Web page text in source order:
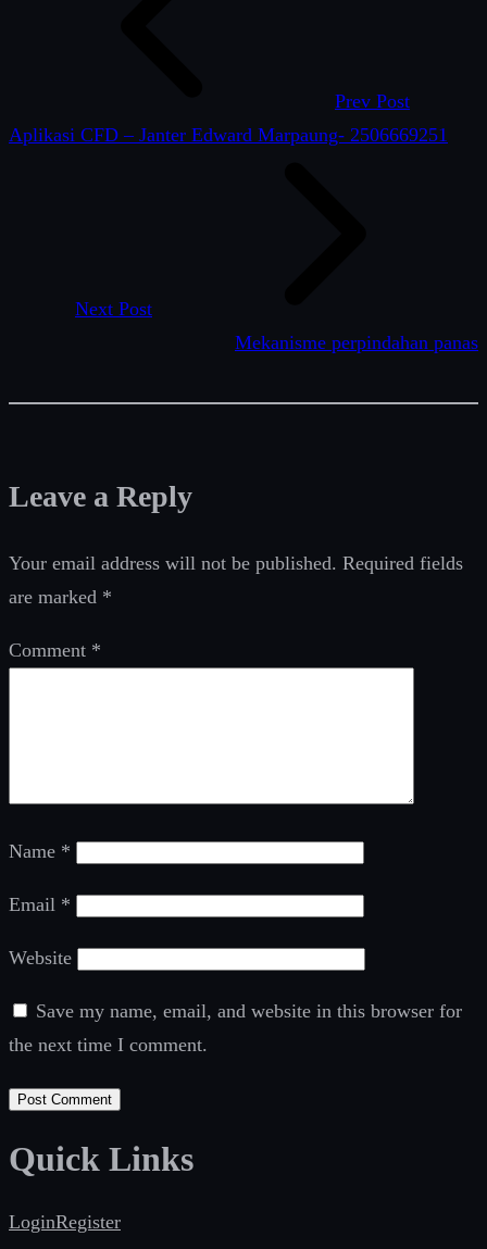
Prev Post
Aplikasi CFD – Janter Edward Marpaung- 2506669251
Next Post
Mekanisme perpindahan panas
Leave a Reply
Your email address will not be published. Required fields
are marked *
Comment *
Name *
Email *
Website
Save my name, email, and website in this browser for
the next time I comment.
Quick Links
LoginRegister